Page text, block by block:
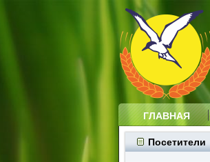
ГЛАВНАЯ
Посетители